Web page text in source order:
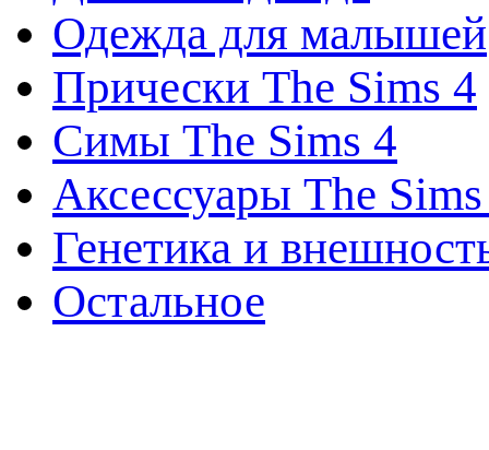
Одежда для малышей
Прически The Sims 4
Симы The Sims 4
Аксессуары The
Генетика и
Остальное